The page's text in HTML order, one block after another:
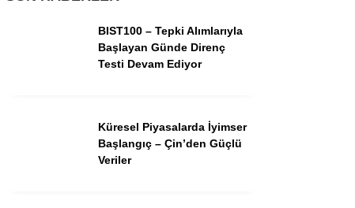
Ekonomi
Borsa
Spor
BIST100 – Tepki Alımlarıyla
Başlayan Günde Direnç
Testi Devam Ediyor
Küresel Piyasalarda İyimser
Başlangıç – Çin’den Güçlü
Veriler